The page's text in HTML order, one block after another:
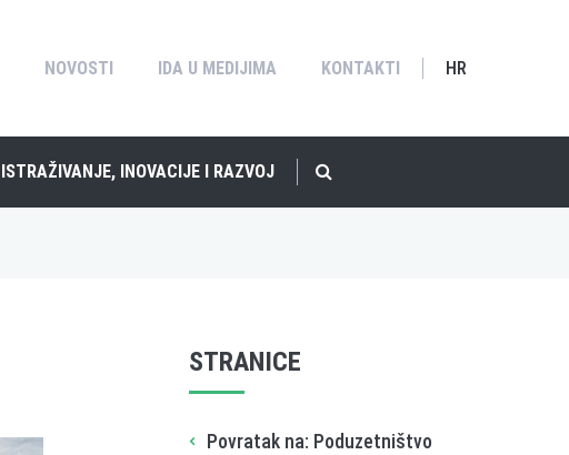
NOVOSTI IDA U MEDIJIMA KONTAKTI HR
ISTRAŽIVANJE, INOVACIJE I RAZVOJ
STRANICE
Povratak na: Poduzetništvo